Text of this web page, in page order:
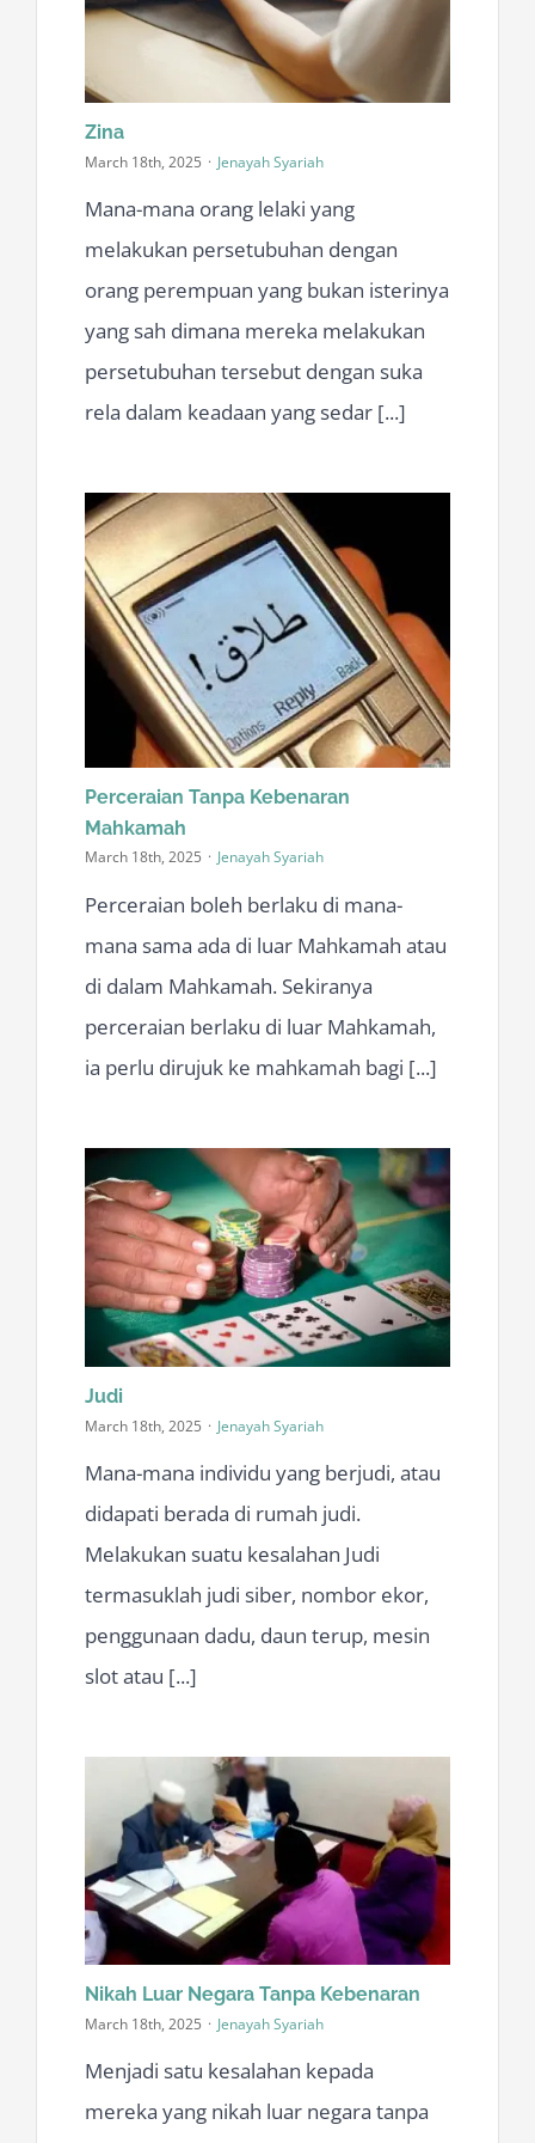
Whatsapp Peguam
Zina
March 18th, 2025 · Jenayah Syariah
Mana-mana orang lelaki yang
melakukan persetubuhan dengan
orang perempuan yang bukan isterinya
yang sah dimana mereka melakukan
persetubuhan tersebut dengan suka
rela dalam keadaan yang sedar [...]
Perceraian Tanpa Kebenaran
Mahkamah
March 18th, 2025 · Jenayah Syariah
Perceraian boleh berlaku di mana-
mana sama ada di luar Mahkamah atau
di dalam Mahkamah. Sekiranya
perceraian berlaku di luar Mahkamah,
ia perlu dirujuk ke mahkamah bagi [...]
Judi
March 18th, 2025 · Jenayah Syariah
Mana-mana individu yang berjudi, atau
didapati berada di rumah judi.
Melakukan suatu kesalahan Judi
termasuklah judi siber, nombor ekor,
penggunaan dadu, daun terup, mesin
slot atau [...]
Nikah Luar Negara Tanpa Kebenaran
March 18th, 2025 · Jenayah Syariah
Menjadi satu kesalahan kepada
mereka yang nikah luar negara tanpa